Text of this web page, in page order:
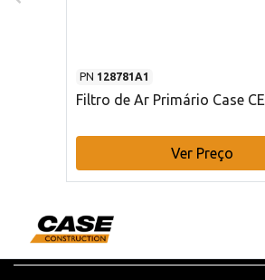
PN 128781A1
Filtro de Ar Primário Case CE
Ver Preço